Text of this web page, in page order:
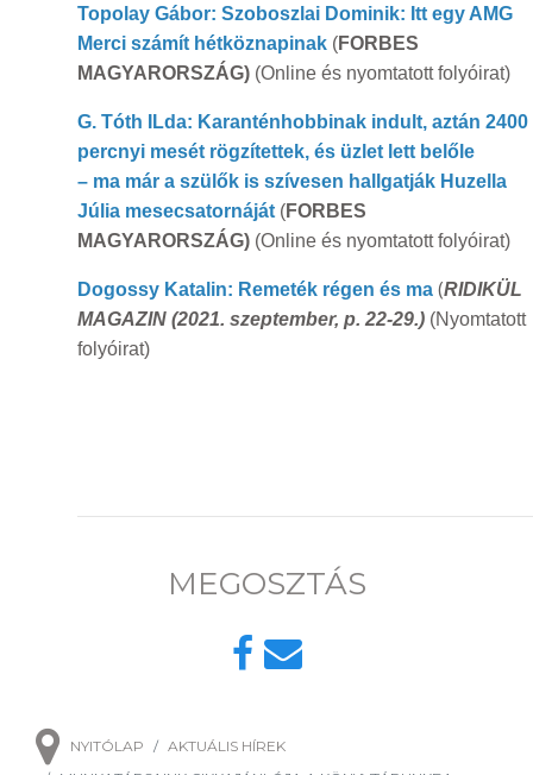
Topolay Gábor: Szoboszlai Dominik: Itt egy AMG
Merci számít hétköznapinak(FORBES
MAGYARORSZÁG) (Online és nyomtatott folyóirat)
G. Tóth ILda: Karanténhobbinak indult, aztán 2400
percnyi mesét rögzítettek, és üzlet lett belőle
– ma már a szülők is szívesen hallgatják Huzella
Júlia mesecsatornáját (FORBES
MAGYARORSZÁG) (Online és nyomtatott folyóirat)
Dogossy Katalin: Remeték régen és ma (RIDIKÜL
MAGAZIN (2021. szeptember, p. 22-29.) (Nyomtatott
folyóirat)
MEGOSZTÁS
NYITÓLAP
AKTUÁLIS HÍREK